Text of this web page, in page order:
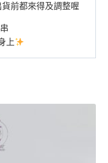
前都來得及調整喔
上